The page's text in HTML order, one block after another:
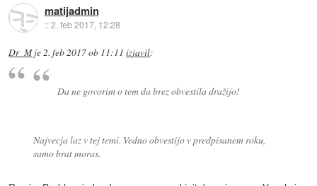
matijadmin
::2. feb 2017, 12:28
Dr_Mje2. feb 2017 ob 11:11 izjavil:
Da ne govorim o tem da brez obvestila dražijo!
Najvecja laz v tej temi. Vedno obvestijo v predpisanem roku,
samo brat moras.